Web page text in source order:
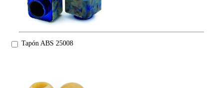
Tapón ABS 25008